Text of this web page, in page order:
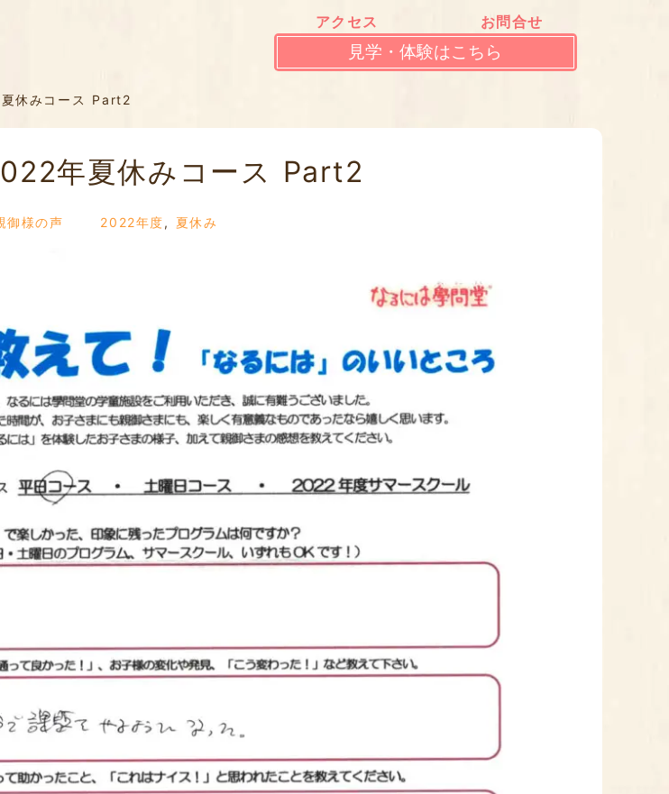
アクセス お問合せ
見学・体験はこちら
休みコース Part2
年夏休みコース Part2
御様の声 2022年度, 夏休み